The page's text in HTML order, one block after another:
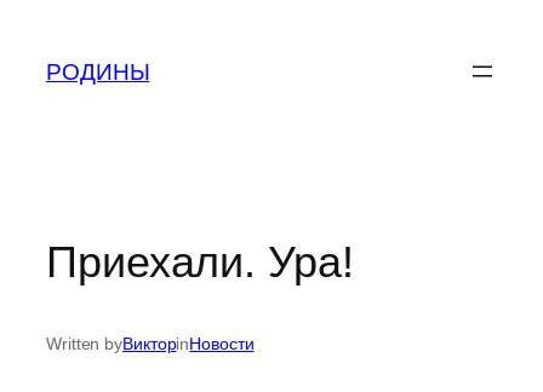
content
РОДИНЫ
Приехали. Ура!
Written byВикторinНовости